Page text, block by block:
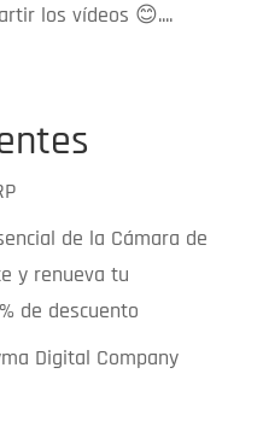
los vídeos 😊....
de la Cámara de
y renueva tu
de descuento
Digital Company